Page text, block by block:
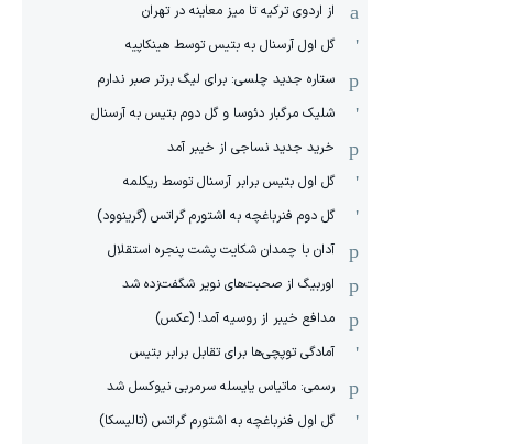
از اردوی ترکیه تا میز معاینه در تهران
گل اول آرسنال به بتیس توسط هینکاپیه
ستاره جدید چلسی: برای لیگ برتر صبر ندارم
شلیک مرگبار دئوسا و گل دوم بتیس به آرسنال
خرید جدید نساجی از خیبر آمد
گل اول بتیس برابر آرسنال توسط ریکلمه
گل دوم فنرباغچه به اشتورم گراتس (گرینوود)
آدان با چمدان شکایت پشت پنجره استقلال
اوربیگ از صحبت‌های نویر شگفت‌زده شد
مدافع خیبر از روسیه آمد! (عکس)
آمادگی توپچی‌ها برای تقابل برابر بتیس
رسمی: ماتیاس یایسله سرمربی نیوکسل شد
گل اول فنرباغچه به اشتورم گراتس (تالیسکا)